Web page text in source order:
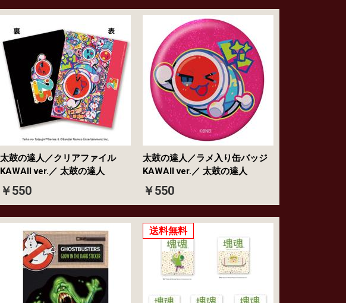
太鼓の達人／クリアファイル
KAWAII ver.／ 太鼓の達人
￥550
太鼓の達人／ラメ入り缶バッジ
KAWAII ver.／ 太鼓の達人
￥550
送料無料